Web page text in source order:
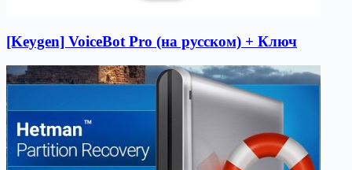
[Keygen] VoiceBot Pro (на русском) + Ключ